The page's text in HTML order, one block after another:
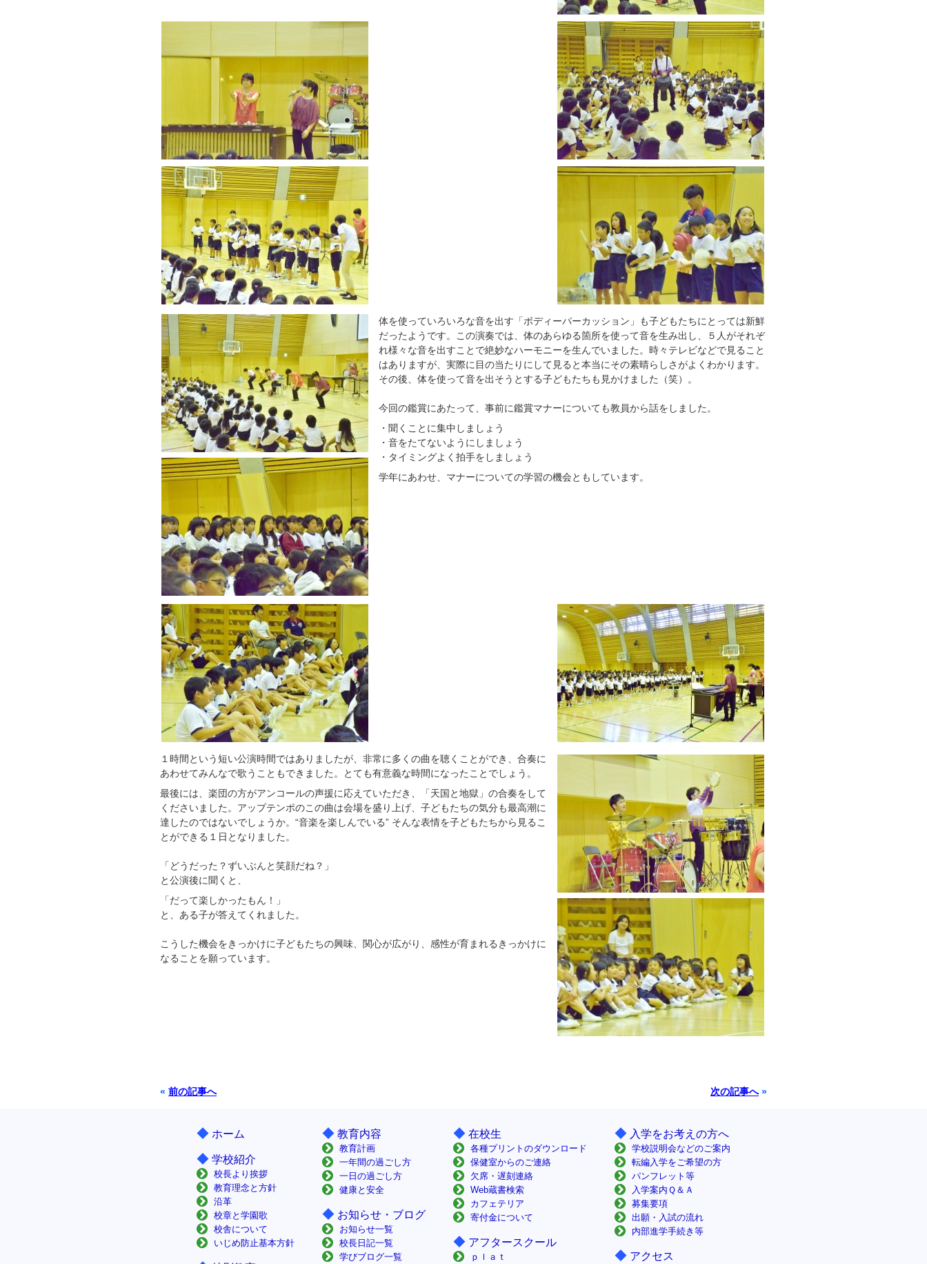
体を使っていろいろな音を出す「ボディーパーカッション」も子どもたちにとっては新鮮
だったようです。この演奏では、体のあらゆる箇所を使って音を生み出し、５人がそれぞ
れ様々な音を出すことで絶妙なハーモニーを生んでいました。時々テレビなどで見ること
はありますが、実際に目の当たりにして見ると本当にその素晴らしさがよくわかります。
その後、体を使って音を出そうとする子どもたちも見かけました（笑）。
今回の鑑賞にあたって、事前に鑑賞マナーについても教員から話をしました。
・聞くことに集中しましょう
・音をたてないようにしましょう
・タイミングよく拍手をしましょう
学年にあわせ、マナーについての学習の機会ともしています。
１時間という短い公演時間ではありましたが、非常に多くの曲を聴くことができ、合奏に
あわせてみんなで歌うこともできました。とても有意義な時間になったことでしょう。
最後には、楽団の方がアンコールの声援に応えていただき、「天国と地獄」の合奏をして
くださいました。アップテンポのこの曲は会場を盛り上げ、子どもたちの気分も最高潮に
達したのではないでしょうか。“音楽を楽しんでいる” そんな表情を子どもたちから見るこ
とができる１日となりました。
「どうだった？ずいぶんと笑顔だね？」
と公演後に聞くと、
「だって楽しかったもん！」
と、ある子が答えてくれました。
こうした機会をきっかけに子どもたちの興味、関心が広がり、感性が育まれるきっかけに
なることを願っています。
« 前の記事へ 次の記事へ»
◆ ホーム
◆ 学校紹介
校長より挨拶
教育理念と方針
沿革
校章と学園歌
校舎について
いじめ防止基本方針
◆ 教育内容
教育計画
一年間の過ごし方
一日の過ごし方
健康と安全
◆ お知らせ・ブログ
お知らせ一覧
校長日記一覧
学びブログ一覧
◆ 在校生
各種プリントのダウンロード
保健室からのご連絡
欠席・遅刻連絡
Web蔵書検索
カフェテリア
寄付金について
◆ アフタースクール
ｐｌａｔ
◆ 入学をお考えの方へ
学校説明会などのご案内
転編入学をご希望の方
パンフレット等
入学案内Ｑ＆Ａ
募集要項
出願・入試の流れ
内部進学手続き等
◆ アクセス